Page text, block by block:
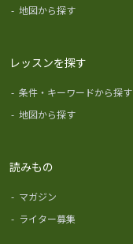
- 地図から探す
レッスンを探す
- 条件・キーワードから探す
- 地図から探す
読みもの
- マガジン
- ライター募集